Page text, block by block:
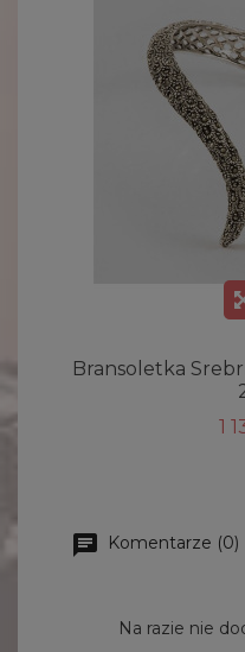
Bransoletka
1
Komentarze (0)
Na razie nie